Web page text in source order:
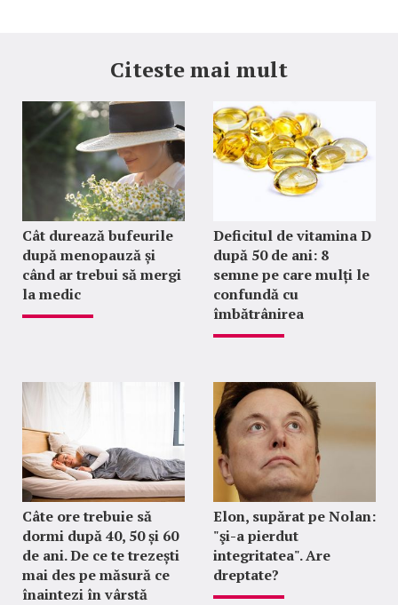
Citeste mai mult
Cât durează bufeurile
după menopauză și
când ar trebui să mergi
la medic
Deficitul de vitamina D
după 50 de ani: 8
semne pe care mulți le
confundă cu
îmbătrânirea
Câte ore trebuie să
dormi după 40, 50 și 60
de ani. De ce te trezești
mai des pe măsură ce
înaintezi în vârstă
Elon, supărat pe Nolan:
"şi-a pierdut
integritatea". Are
dreptate?